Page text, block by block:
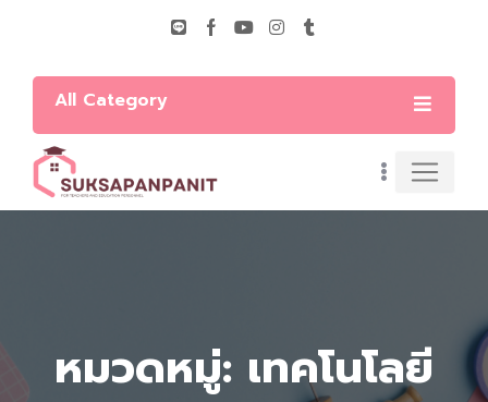
All Category
หมวดหมู่: เทคโนโลยี